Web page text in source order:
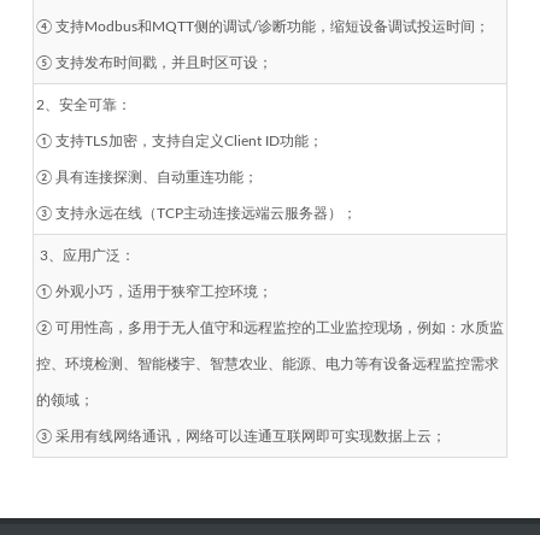
④ 支持Modbus和MQTT侧的调试/诊断功能，缩短设备调试投运时间；
⑤ 支持发布时间戳，并且时区可设；
2、安全可靠：
① 支持TLS加密，支持自定义Client ID功能；
② 具有连接探测、自动重连功能；
③ 支持永远在线（TCP主动连接远端云服务器）；
3、应用广泛：
① 外观小巧，适用于狭窄工控环境；
② 可用性高，多用于无人值守和远程监控的工业监控现场，例如：水质监
控、环境检测、智能楼宇、智慧农业、能源、电力等有设备远程监控需求
的领域；
③ 采用有线网络通讯，网络可以连通互联网即可实现数据上云；